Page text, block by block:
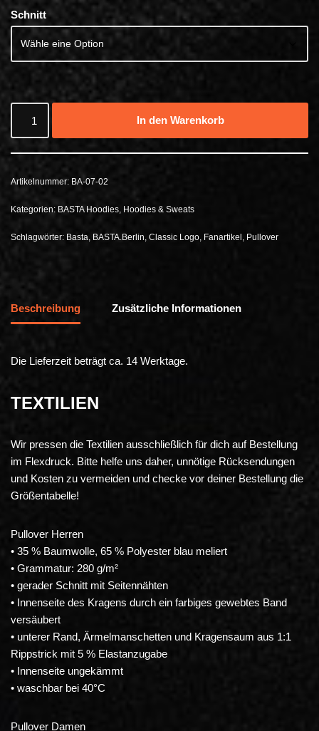
Schnitt
In den Warenkorb
Artikelnummer: BA-07-02
Kategorien: BASTA Hoodies, Hoodies & Sweats
Schlagwörter: Basta, BASTA.Berlin, Classic Logo, Fanartikel , Pullover
Beschreibung Zusätzliche Informationen
Die Lieferzeit beträgt ca. 14 Werktage.
TEXTILIEN
Wir pressen die Textilien ausschließlich für dich auf Bestellung
im Flexdruck. Bitte helfe uns daher, unnötige Rücksendungen
und Kosten zu vermeiden und checke vor deiner Bestellung die
Größentabelle!
Pullover Herren
• 35 % Baumwolle, 65 % Polyester blau meliert
• Grammatur: 280 g/m²
• gerader Schnitt mit Seitennähten
• Innenseite des Kragens durch ein farbiges gewebtes Band
versäubert
• unterer Rand, Ärmelmanschetten und Kragensaum aus 1:1
Rippstrick mit 5 % Elastanzugabe
• Innenseite ungekämmt
• waschbar bei 40°C
Pullover Damen